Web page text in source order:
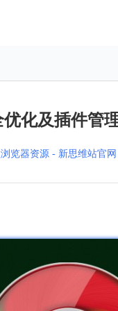
化及插件管
览器资源 - 新思维站官网